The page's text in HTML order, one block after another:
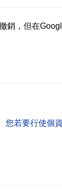
銷，但在
您若要行使個